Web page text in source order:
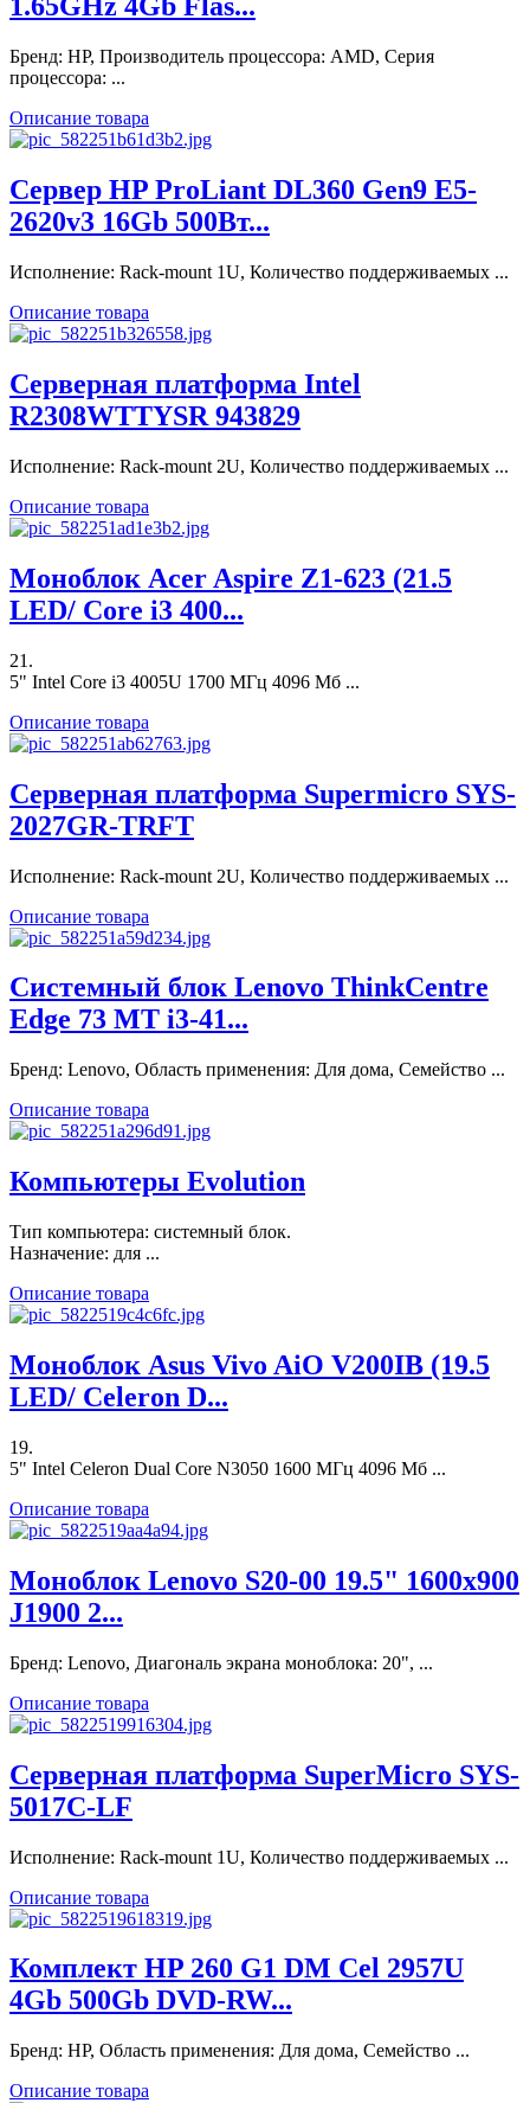
1.65GHz 4Gb Flas...
Бренд: HP, Производитель процессора: AMD, Серия
процессора: ...
Описание товара
Сервер HP ProLiant DL360 Gen9 E5-
2620v3 16Gb 500Вт...
Исполнение: Rack-mount 1U, Количество поддерживаемых ...
Описание товара
Серверная платформа Intel
R2308WTTYSR 943829
Исполнение: Rack-mount 2U, Количество поддерживаемых ...
Описание товара
Моноблок Acer Aspire Z1-623 (21.5
LED/ Core i3 400...
21.
5" Intel Core i3 4005U 1700 МГц 4096 Мб ...
Описание товара
Серверная платформа Supermicro SYS-
2027GR-TRFT
Исполнение: Rack-mount 2U, Количество поддерживаемых ...
Описание товара
Системный блок Lenovo ThinkCentre
Edge 73 MT i3-41...
Бренд: Lenovo, Область применения: Для дома, Семейство ...
Описание товара
Компьютеры Evolution
Тип компьютера: системный блок.
Назначение: для ...
Описание товара
Моноблок Asus Vivo AiO V200IB (19.5
LED/ Celeron D...
19.
5" Intel Celeron Dual Core N3050 1600 МГц 4096 Мб ...
Описание товара
Моноблок Lenovo S20-00 19.5" 1600x900
J1900 2...
Бренд: Lenovo, Диагональ экрана моноблока: 20", ...
Описание товара
Серверная платформа SuperMicro SYS-
5017C-LF
Исполнение: Rack-mount 1U, Количество поддерживаемых ...
Описание товара
Комплект HP 260 G1 DM Cel 2957U
4Gb 500Gb DVD-RW...
Бренд: HP, Область применения: Для дома, Семейство ...
Описание товара